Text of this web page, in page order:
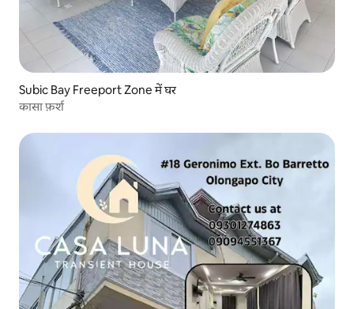
Subic Bay Freeport Zone में घर
कासा फ़र्श